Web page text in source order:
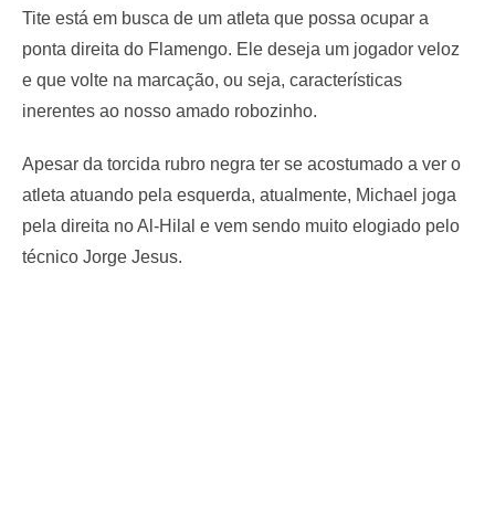
Tite está em busca de um atleta que possa ocupar a
ponta direita do Flamengo. Ele deseja um jogador veloz
e que volte na marcação, ou seja, características
inerentes ao nosso amado robozinho.
Apesar da torcida rubro negra ter se acostumado a ver o
atleta atuando pela esquerda, atualmente, Michael joga
pela direita no Al-Hilal e vem sendo muito elogiado pelo
técnico Jorge Jesus.